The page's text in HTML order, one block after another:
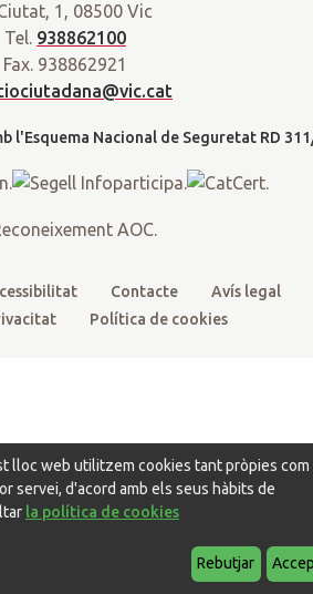
t
c
e
b
o
k
u
t
u
s
a
a
m
1, 08500 Vic
Tel. 938862100
Fax. 938862921
Contacte
Avís legal
Política de cookies
t
lloc web utilitzem cookies tant pròpies com
servei, d'acord amb els seus hàbits de
la política de cookies
Rebutjar